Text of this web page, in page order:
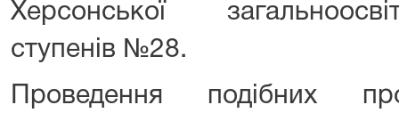
Херсонської
ступенів №28.
Проведення подібних